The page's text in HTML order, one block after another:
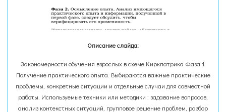
Описание слайда:
Закономерности обучения взрослых в схеме Киркпатрика Фаза 1.
Получение практического опыта. Выбираются важные практические
проблемы, конкретные ситуации и отдельные случаи для совместной
работы. Используемые техники или методики : задавание вопросов,
анализ контекстных ситуаций, групповое решение проблем, разбор